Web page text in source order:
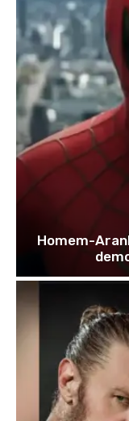
Homem-